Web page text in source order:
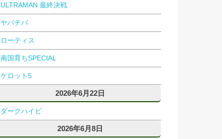
ULTRAMAN 最終決戦
ヤバチバ
ローティス
南国育ちSPECIAL
ケロット5
2026年6月22日
ダークハイビ
2026年6月8日